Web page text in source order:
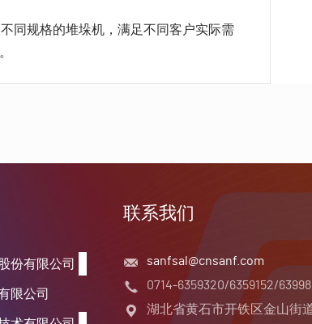
同规格的堆垛机，满足不同客户实际需
份有限公司
限公司
联系我们
sanfsal@cnsanf.com
0714-6359320/6359152/
湖北省黄石市开铁区金山街